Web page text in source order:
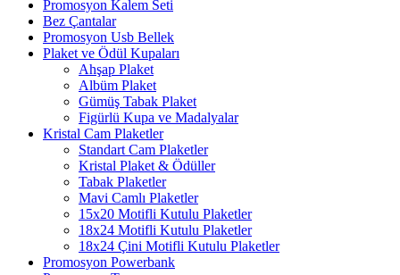
Promosyon Kalem Seti
Bez Çantalar
Promosyon Usb Bellek
Plaket ve Ödül Kupaları
Ahşap Plaket
Albüm Plaket
Gümüş Tabak Plaket
Figürlü Kupa ve Madalyalar
Kristal Cam Plaketler
Standart Cam Plaketler
Kristal Plaket & Ödüller
Tabak Plaketler
Mavi Camlı Plaketler
15x20 Motifli Kutulu Plaketler
18x24 Motifli Kutulu Plaketler
18x24 Çini Motifli Kutulu Plaketler
Promosyon Powerbank